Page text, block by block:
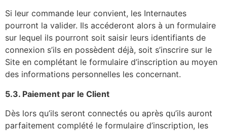
Si leur commande leur convient, les Internautes
pourront la valider. Ils accéderont alors à un formulaire
sur lequel ils pourront soit saisir leurs identifiants de
connexion s’ils en possèdent déjà, soit s’inscrire sur le
Site en complétant le formulaire d’inscription au moyen
des informations personnelles les concernant.
5.3. Paiement par le Client
Dès lors qu’ils seront connectés ou après qu’ils auront
parfaitement complété le formulaire d’inscription, les